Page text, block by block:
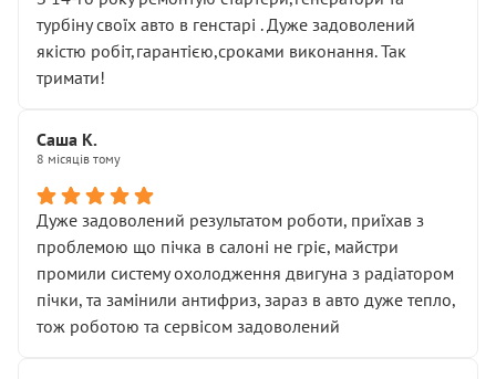
турбіну своїх авто в генстарі . Дуже задоволений
якістю робіт,гарантією,сроками виконання. Так
тримати!
Саша К.
8 місяців тому
Дуже задоволений результатом роботи, приїхав з
проблемою що пічка в салоні не гріє, майстри
промили систему охолодження двигуна з радіатором
пічки, та замінили антифриз, зараз в авто дуже тепло,
тож роботою та сервісом задоволений